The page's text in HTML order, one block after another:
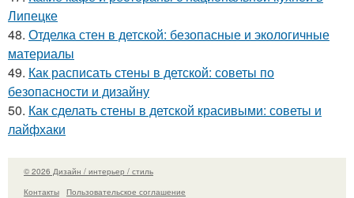
Липецке
48. Отделка стен в детской: безопасные и экологичные
материалы
49. Как расписать стены в детской: советы по
безопасности и дизайну
50. Как сделать стены в детской красивыми: советы и
лайфхаки
© 2026 Дизайн / интерьер / стиль
Контакты
Пользовательское соглашение